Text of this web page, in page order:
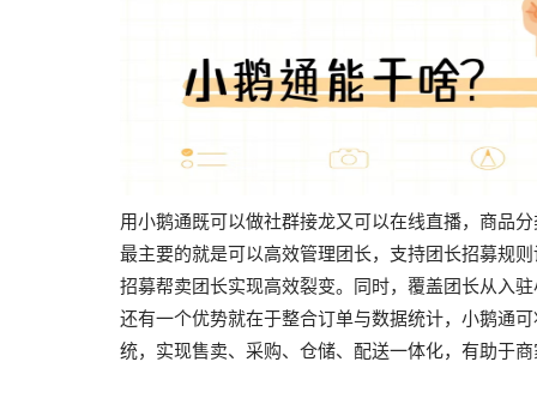
用小鹅通既可以做社群接龙又可以在线直播，商品
最主要的就是可以高效管理团长，支持团长招募规
招募帮卖团长实现高效裂变。同时，覆盖团长从入
还有一个优势就在于整合订单与数据统计，小鹅通
统，实现售卖、采购、仓储、配送一体化，有助于